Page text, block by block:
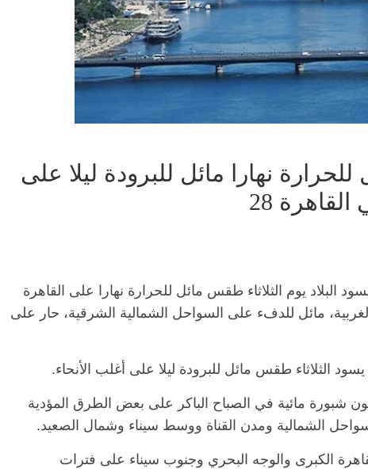
للحرارة نهارا مائل للبرودة ليلا على
28
البلاد يوم الثلاثاء طقس مائل للحرارة نهارا على القاهرة
مائل للدفء على السواحل الشمالية الشرقية، حار على
الثلاثاء طقس مائل للبرودة ليلا على أغلب الأنحاء.
شبورة مائية في الصباح الباكر على بعض الطرق المؤدية
الشمالية ومدن القناة ووسط سيناء وشمال الصعيد.
الكبرى والوجه البحري وجنوب سيناء على فترات